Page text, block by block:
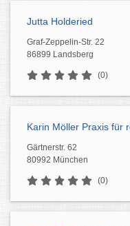
Jutta Holderied
Graf-Zeppelin-Str. 22
86899 Landsberg
(0)
Karin Möller Praxis für
Gärtnerstr. 62
80992 München
(0)